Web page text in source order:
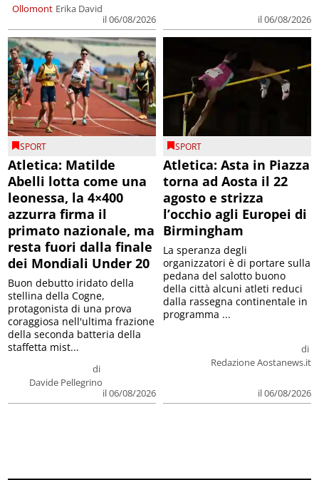
Ollomont Erika David
il 06/08/2026
il 06/08/2026
SPORT
Atletica: Matilde
Abelli lotta come una
leonessa, la 4×400
azzurra firma il
primato nazionale, ma
resta fuori dalla finale
dei Mondiali Under 20
di
Davide Pellegrino
il 06/08/2026
Buon debutto iridato della
stellina della Cogne,
protagonista di una prova
coraggiosa nell'ultima frazione
della seconda batteria della
staffetta mist...
SPORT
Atletica: Asta in Piazza
torna ad Aosta il 22
agosto e strizza
l’occhio agli Europei di
Birmingham
di
Redazione Aostanews.it
il 06/08/2026
La speranza degli
organizzatori è di portare sulla
pedana del salotto buono
della città alcuni atleti reduci
dalla rassegna continentale in
programma ...